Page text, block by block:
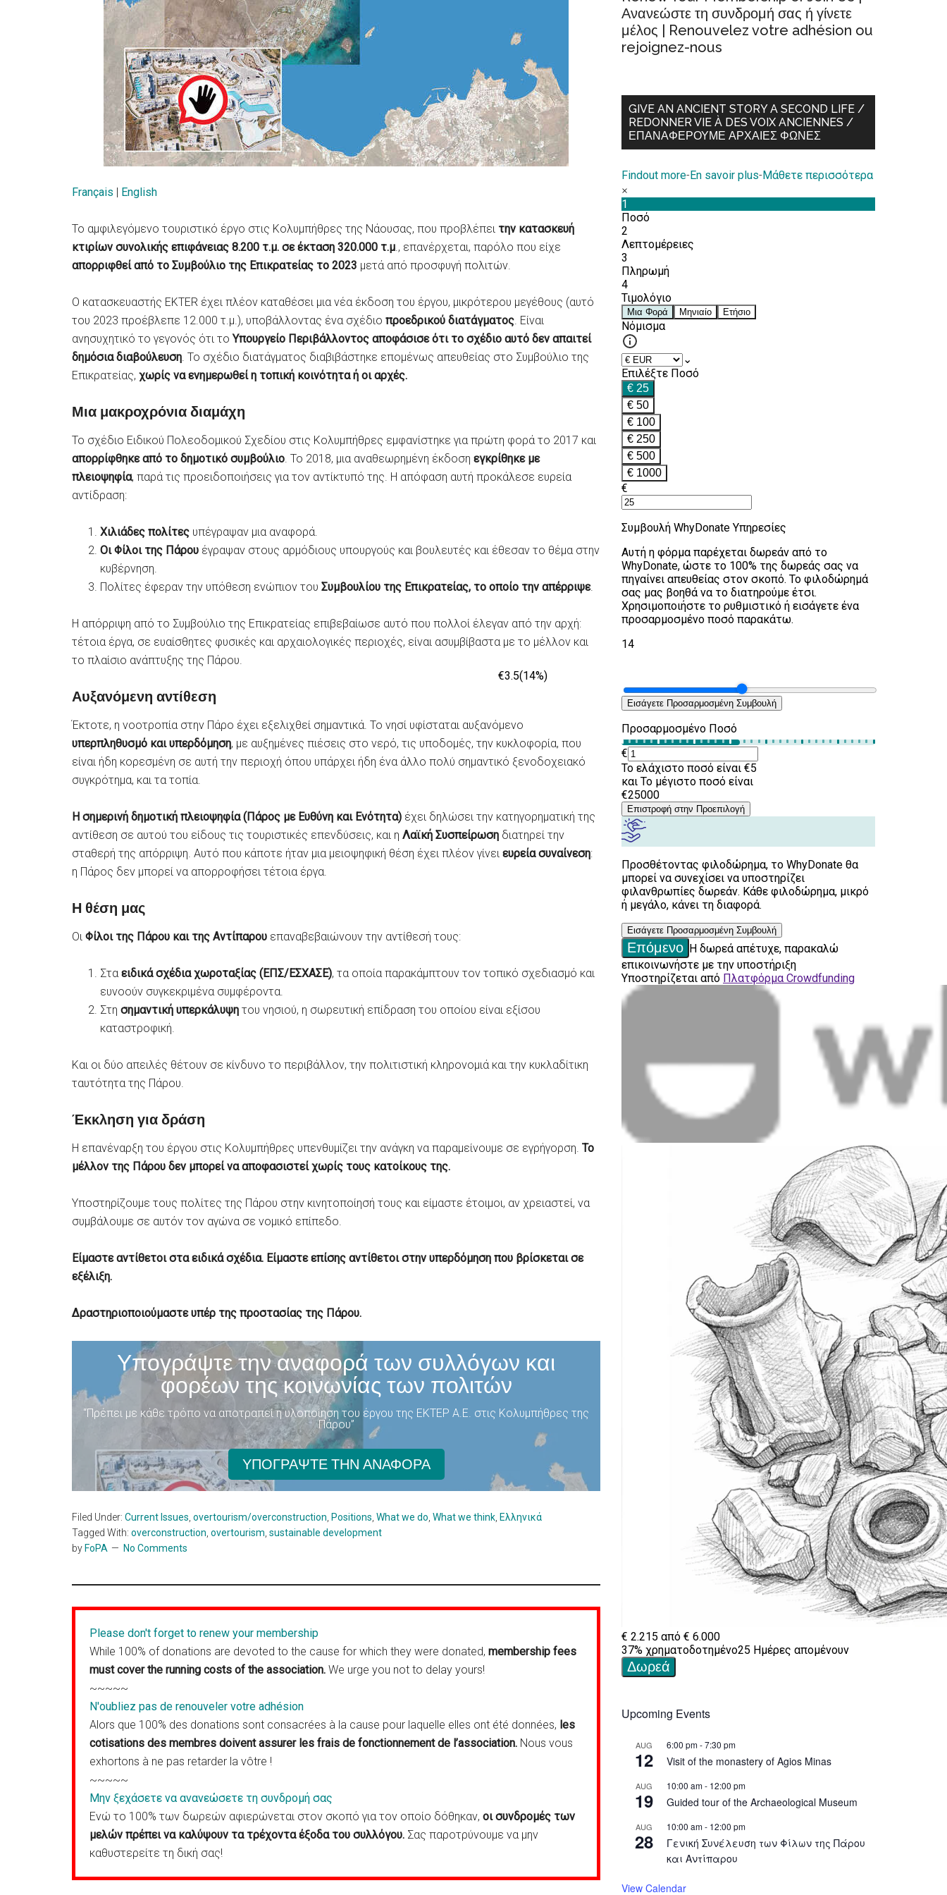
Français | English
Το αμφιλεγόμενο τουριστικό έργο στις Κολυμπήθρες της Νάουσας, που προβλέπει την κατασκευή
κτιρίων συνολικής επιφάνειας 8.200 τ.μ. σε έκταση 320.000 τ.μ., επανέρχεται, παρόλο που είχε
απορριφθεί από το Συμβούλιο της Επικρατείας το 2023 μετά από προσφυγή πολιτών.
Ο κατασκευαστής EKTER έχει πλέον καταθέσει μια νέα έκδοση του έργου, μικρότερου μεγέθους (αυτό
του 2023 προέβλεπε 12.000 τ.μ.), υποβάλλοντας ένα σχέδιο προεδρικού διατάγματος. Είναι
ανησυχητικό το γεγονός ότι τοΥπουργείο Περιβάλλοντος αποφάσισε ότι το σχέδιο αυτό δεν απαιτεί
δημόσια διαβούλευση. Το σχέδιο διατάγματος διαβιβάστηκε επομένως απευθείας στο Συμβούλιο της
Επικρατείας, χωρίς να ενημερωθεί η τοπική κοινότητα ή οι αρχές.
Μια μακροχρόνια διαμάχη
Το σχέδιο Ειδικού Πολεοδομικού Σχεδίου στις Κολυμπήθρες εμφανίστηκε για πρώτη φορά το 2017 και
απορρίφθηκε από το δημοτικό συμβούλιο. Το 2018, μια αναθεωρημένη έκδοση εγκρίθηκε με
πλειοψηφία, παρά τις προειδοποιήσεις για τον αντίκτυπό της. Η απόφαση αυτή προκάλεσε ευρεία
αντίδραση:
Χιλιάδες πολίτες υπέγραψαν μια αναφορά.
Οι Φίλοι της Πάρου έγραψαν στους αρμόδιους υπουργούς και βουλευτές και έθεσαν το θέμα στην
κυβέρνηση.
Πολίτες έφεραν την υπόθεση ενώπιον του Συμβουλίου της Επικρατείας, το οποίο την απέρριψε.
Η απόρριψη από το Συμβούλιο της Επικρατείας επιβεβαίωσε αυτό που πολλοί έλεγαν από την αρχή:
τέτοια έργα, σε ευαίσθητες φυσικές και αρχαιολογικές περιοχές, είναι ασυμβίβαστα με το μέλλον και
το πλαίσιο ανάπτυξης της Πάρου.
Αυξανόμενη αντίθεση
Έκτοτε, η νοοτροπία στην Πάρο έχει εξελιχθεί σημαντικά. Το νησί υφίσταται αυξανόμενο
υπερπληθυσμό και υπερδόμηση, με αυξημένες πιέσεις στο νερό, τις υποδομές, την κυκλοφορία, που
είναι ήδη κορεσμένη σε αυτή την περιοχή όπου υπάρχει ήδη ένα άλλο πολύ σημαντικό ξενοδοχειακό
συγκρότημα, και τα τοπία.
Η σημερινή δημοτική πλειοψηφία (Πάρος με Ευθύνη και Ενότητα) έχει δηλώσει την κατηγορηματική της
αντίθεση σε αυτού του είδους τις τουριστικές επενδύσεις, και η Λαϊκή Συσπείρωση διατηρεί την
σταθερή της απόρριψη. Αυτό που κάποτε ήταν μια μειοψηφική θέση έχει πλέον γίνει ευρεία συναίνεση:
η Πάρος δεν μπορεί να απορροφήσει τέτοια έργα.
Η θέση μας
Οι Φίλοι της Πάρου και της Αντίπαρου επαναβεβαιώνουν την αντίθεσή τους:
Σταειδικά σχέδια χωροταξίας (ΕΠΣ/ΕΣΧΑΣΕ), τα οποία παρακάμπτουν τον τοπικό σχεδιασμό και
ευνοούν συγκεκριμένα συμφέροντα.
Στη σημαντική υπερκάλυψη του νησιού, η σωρευτική επίδραση του οποίου είναι εξίσου
καταστροφική.
Και οι δύο απειλές θέτουν σε κίνδυνο το περιβάλλον, την πολιτιστική κληρονομιά και την κυκλαδίτικη
ταυτότητα της Πάρου.
Έκκληση για δράση
Η επανέναρξη του έργου στις Κολυμπήθρες υπενθυμίζει την ανάγκη να παραμείνουμε σε εγρήγορση. Το
μέλλον της Πάρου δεν μπορεί να αποφασιστεί χωρίς τους κατοίκους της.
Υποστηρίζουμε τους πολίτες της Πάρου στην κινητοποίησή τους και είμαστε έτοιμοι, αν χρειαστεί, να
συμβάλουμε σε αυτόν τον αγώνα σε νομικό επίπεδο.
Είμαστε αντίθετοι στα ειδικά σχέδια. Είμαστε επίσης αντίθετοι στην υπερδόμηση που βρίσκεται σε
εξέλιξη.
Δραστηριοποιούμαστε υπέρ της προστασίας της Πάρου.
Υπογράψτε την αναφορά των συλλόγων και
φορέων της κοινωνίας των πολιτών
“Πρέπει με κάθε τρόπο να αποτραπεί η υλοποίηση του έργου της ΕΚΤΕΡ Α.Ε. στις Κολυμπήθρες της
Πάρου”
ΥΠΟΓΡΑΨΤΕ ΤΗΝ ΑΝΑΦΟΡΑ
Filed Under: Current Issues overtourism/overconstruction Positions What we do What we think Ελληνικά
Tagged With: overconstruction overtourism sustainable development
by FoPA No Comments
Please don't forget to renew your membership
While 100% of donations are devoted to the cause for which they were donated, membership fees
must cover the running costs of the association. We urge you not to delay yours!
~~~~~
N'oubliez pas de renouveler votre adhésion
Alors que 100% des donations sont consacrées à la cause pour laquelle elles ont été données, les
cotisations des membres doivent assurer les frais de fonctionnement de l’association. Nous vous
exhortons à ne pas retarder la vôtre !
~~~~~
Μην ξεχάσετε να ανανεώσετε τη συνδρομή σας
Ενώ το 100% των δωρεών αφιερώνεται στον σκοπό για τον οποίο δόθηκαν, οι συνδρομές των
μελών πρέπει να καλύψουν τα τρέχοντα έξοδα του συλλόγου. Σας παροτρύνουμε να μην
καθυστερείτε τη δική σας!
Ανανεώστε τη συνδρομή σας ή γίνετε
μέλος | Renouvelez votre adhésion ou
rejoignez-nous
GIVE AN ANCIENT STORY A SECOND LIFE /
REDONNER VIE À DES VOIX ANCIENNES /
ΕΠΑΝΑΦΈΡΟΥΜΕ ΑΡΧΑΊΕΣ ΦΩΝΈΣ
Findout more-En savoir plus-Μάθετε περισσότερα
Upcoming Events
AUG
12
6:00 pm-7:30 pm
Visit of the monastery of Agios Minas
AUG
19
10:00 am- 12:00 pm
Guided tour of the Archaeological Museum
AUG
28
10:00 am- 12:00 pm
Γενική Συνέλευση των Φίλων της Πάρου
και Αντίπαρου
View Calendar